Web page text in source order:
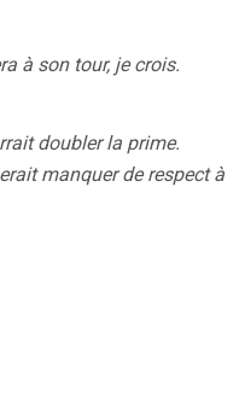
à son tour, je crois.
doubler la prime.
manquer de respect à